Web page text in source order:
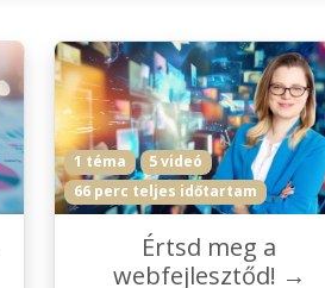
1 téma
5 videó
66 perc teljes időtartam
Értsd meg a
webfejlesztőd! →